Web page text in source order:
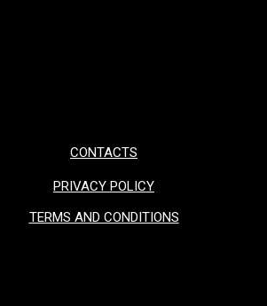
CONTACTS
PRIVACY POLICY
TERMS AND CONDITIONS